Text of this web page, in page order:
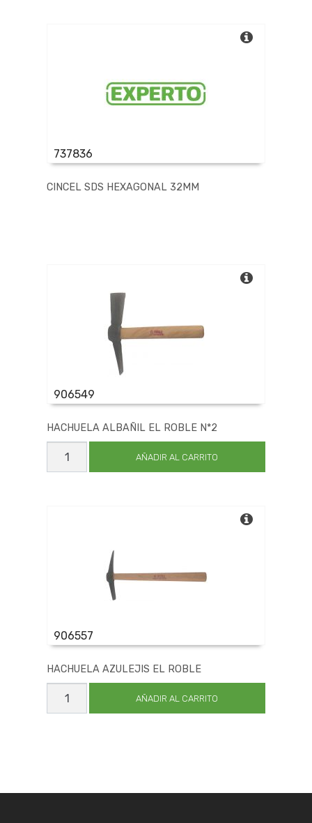
737836
CINCEL SDS HEXAGONAL 32MM
906549
HACHUELA ALBAÑIL EL ROBLE N*2
HACHUELA
ALBAÑIL
EL
AÑADIR AL CARRITO
906557
HACHUELA AZULEJIS EL ROBLE
HACHUELA
AZULEJIS
EL
AÑADIR AL CARRITO